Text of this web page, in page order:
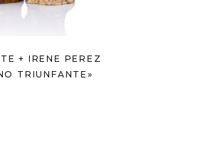
+ IRENE PEREZ
TRIUNFANTE»